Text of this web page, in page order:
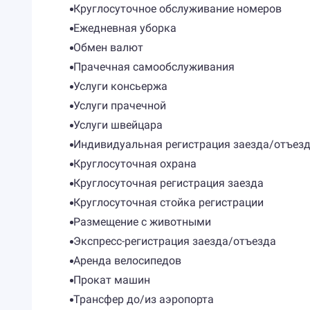
Круглосуточное обслуживание номеров
Ежедневная уборка
Обмен валют
Прачечная самообслуживания
Услуги консьержа
Услуги прачечной
Услуги швейцара
Индивидуальная регистрация заезда/
Круглосуточная охрана
Круглосуточная регистрация заезда
Круглосуточная стойка регистрации
Размещение с животными
Экспресс-регистрация заезда/отъезда
Аренда велосипедов
Прокат машин
Трансфер до/из аэропорта